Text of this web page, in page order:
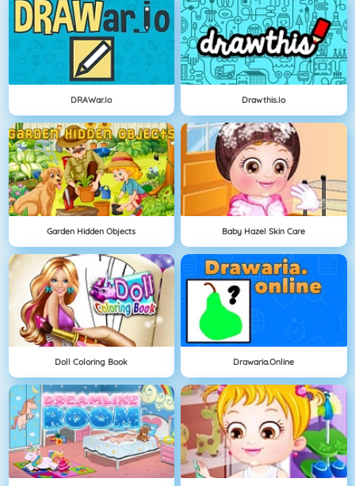
DRAWar.io Drawthis.io
Garden Hidden Objects Baby Hazel Skin Care
Doll Coloring Book Drawaria.online